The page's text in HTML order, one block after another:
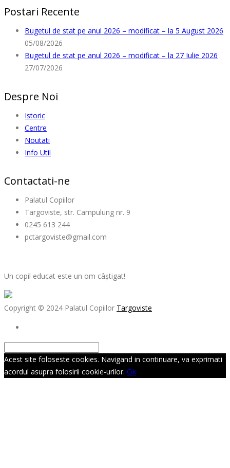
Postari Recente
Bugetul de stat pe anul 2026 – modificat – la 5 August 2026
05/08/2026
Bugetul de stat pe anul 2026 – modificat – la 27 Iulie 2026
27/07/2026
Despre Noi
Istoric
Centre
Noutati
Info Util
Contactati-ne
Palatul Copiilor
Targoviste, str. Campulung nr. 9
0245 613 244
pctargoviste@gmail.com
Un copil educat este un om câștigat!
Copyright © 2024 Palatul Copiilor Targoviste
Acest site foloseste cookies. Navigand in continuare, va exprimati
acordul asupra folosirii cookie-urilor. Ok